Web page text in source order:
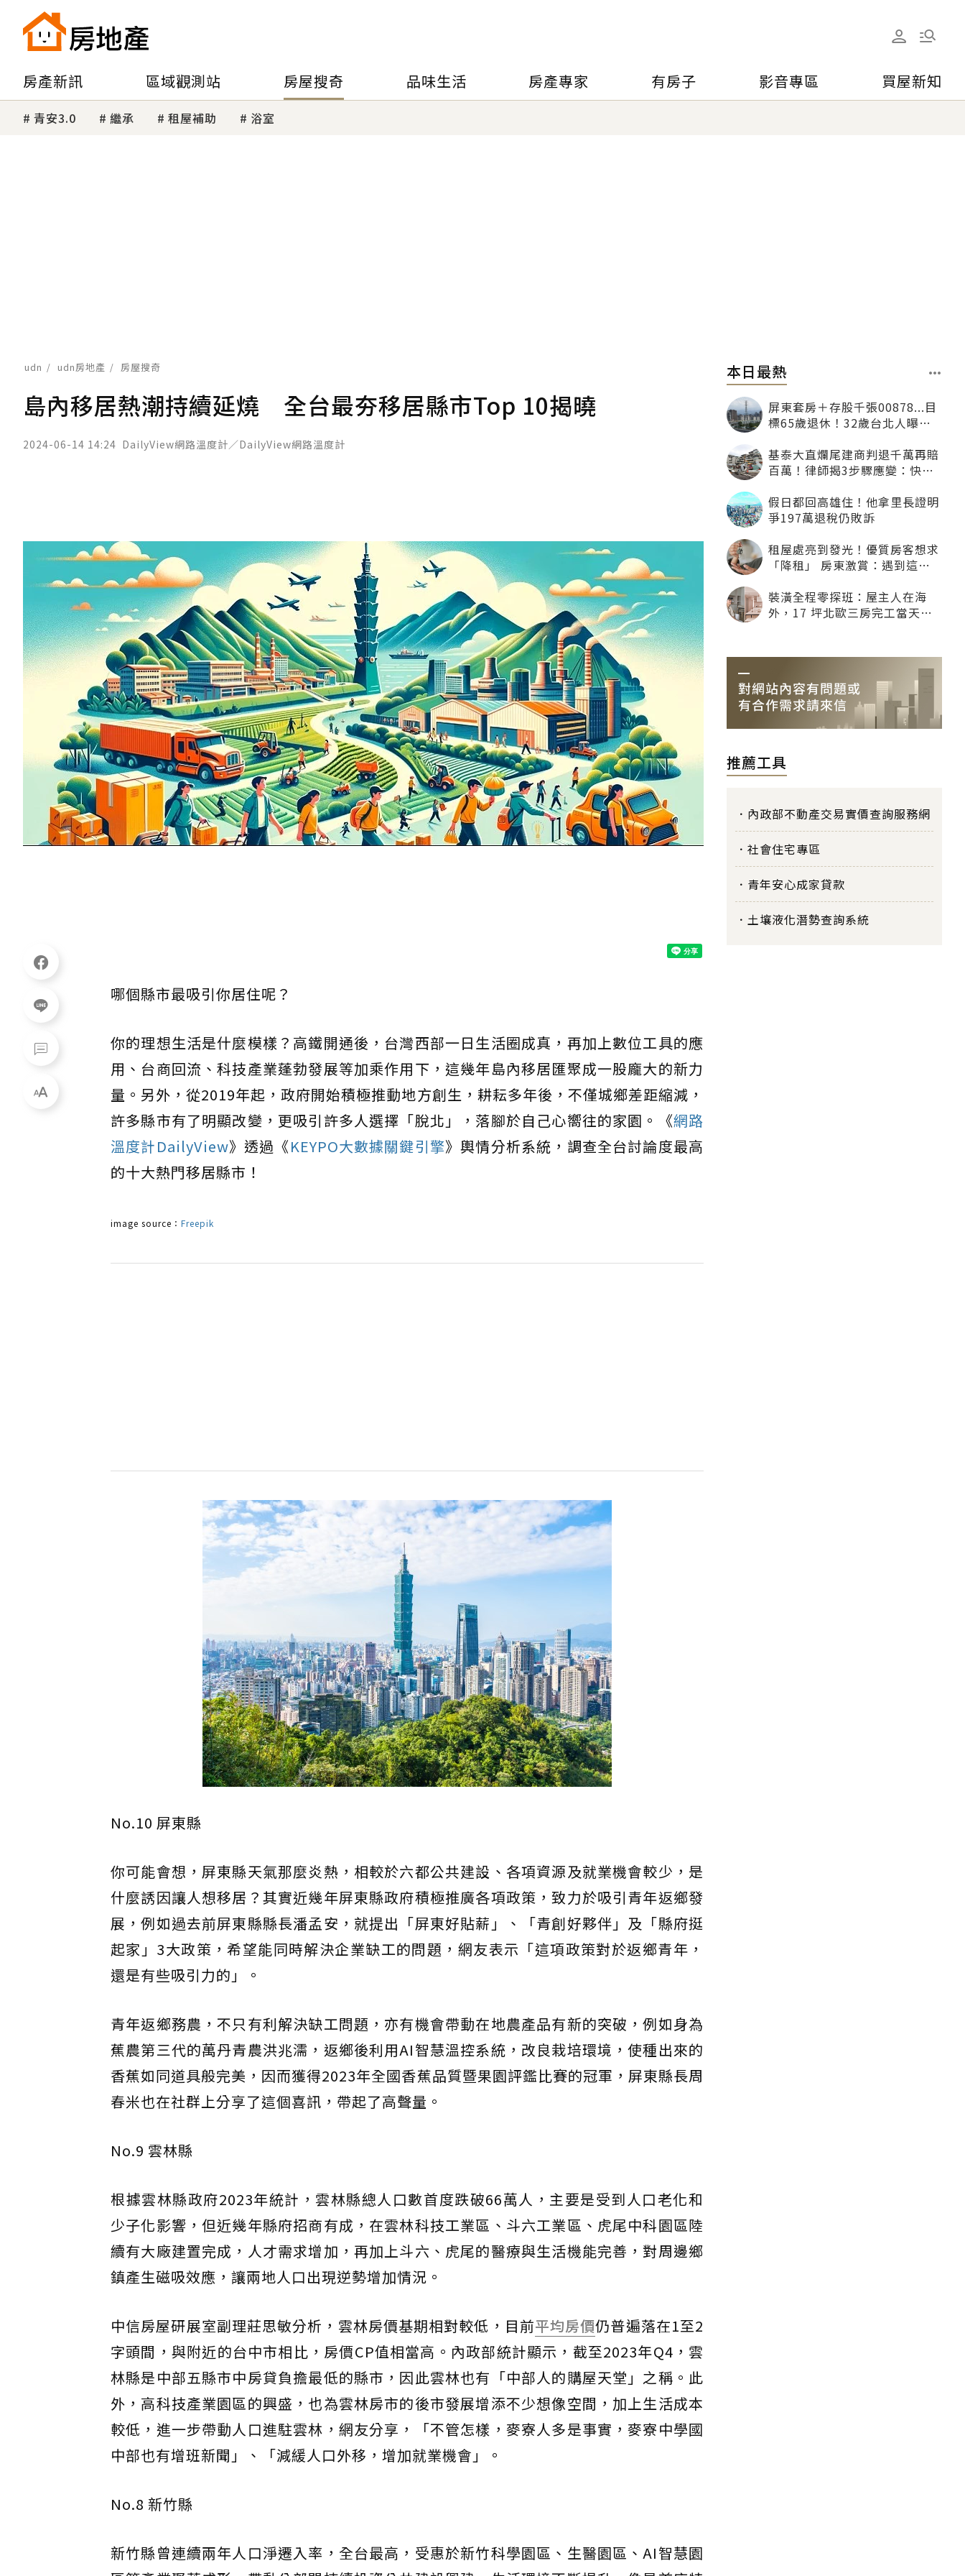
房產新訊 區域觀測站 房屋搜奇 品味生活 房產專家 有房子 影音專區 買屋新知
青安3.0 繼承 租屋補助 浴室
udn udn房地產 房屋搜奇
島內移居熱潮持續延燒 全台最夯移居縣市Top 10揭曉
2024-06-14 14:24 DailyView網路溫度計／DailyView網路溫度計
哪個縣市最吸引你居住呢？
你的理想生活是什麼模樣？高鐵開通後，台灣西部一日生活圈成真，再加上數位工具的應
用、台商回流、科技產業蓬勃發展等加乘作用下，這幾年島內移居匯聚成一股龐大的新力
量。另外，從2019年起，政府開始積極推動地方創生，耕耘多年後，不僅城鄉差距縮減，
許多縣市有了明顯改變，更吸引許多人選擇「脫北」，落腳於自己心嚮往的家園。《網路
溫度計DailyView》透過《KEYPO大數據關鍵引擎》輿情分析系統，調查全台討論度最高
的十大熱門移居縣市！
image source： Freepik
No.10 屏東縣
你可能會想，屏東縣天氣那麼炎熱，相較於六都公共建設、各項資源及就業機會較少，是
什麼誘因讓人想移居？其實近幾年屏東縣政府積極推廣各項政策，致力於吸引青年返鄉發
展，例如過去前屏東縣縣長潘孟安，就提出「屏東好貼薪」、「青創好夥伴」及「縣府挺
起家」3大政策，希望能同時解決企業缺工的問題，網友表示「這項政策對於返鄉青年，
還是有些吸引力的」。
青年返鄉務農，不只有利解決缺工問題，亦有機會帶動在地農產品有新的突破，例如身為
蕉農第三代的萬丹青農洪兆濡，返鄉後利用AI智慧溫控系統，改良栽培環境，使種出來的
香蕉如同道具般完美，因而獲得2023年全國香蕉品質暨果園評鑑比賽的冠軍，屏東縣長周
春米也在社群上分享了這個喜訊，帶起了高聲量。
No.9 雲林縣
根據雲林縣政府2023年統計，雲林縣總人口數首度跌破66萬人，主要是受到人口老化和
少子化影響，但近幾年縣府招商有成，在雲林科技工業區、斗六工業區、虎尾中科園區陸
續有大廠建置完成，人才需求增加，再加上斗六、虎尾的醫療與生活機能完善，對周邊鄉
鎮產生磁吸效應，讓兩地人口出現逆勢增加情況。
中信房屋研展室副理莊思敏分析，雲林房價基期相對較低，目前平均房價仍普遍落在1至2
字頭間，與附近的台中市相比，房價CP值相當高。內政部統計顯示，截至2023年Q4，雲
林縣是中部五縣市中房貸負擔最低的縣市，因此雲林也有「中部人的購屋天堂」之稱。此
外，高科技產業園區的興盛，也為雲林房市的後市發展增添不少想像空間，加上生活成本
較低，進一步帶動人口進駐雲林，網友分享，「不管怎樣，麥寮人多是事實，麥寮中學國
中部也有增班新聞」、「減緩人口外移，增加就業機會」。
No.8 新竹縣
新竹縣曾連續兩年人口淨遷入率，全台最高，受惠於新竹科學園區、生醫園區、AI智慧園
本日最熱
屏東套房＋存股千張00878...目
標65歲退休！32歲台北人曝：
基泰大直爛尾建商判退千萬再賠
百萬！律師揭3步驟應變：快通
假日都回高雄住！他拿里長證明
爭197萬退稅仍敗訴
租屋處亮到發光！優質房客想求
「降租」 房東激賞：遇到這種
裝潢全程零探班：屋主人在海
外，17 坪北歐三房完工當天才
推薦工具
內政部不動產交易實價查詢服務網
社會住宅專區
青年安心成家貸款
土壤液化潛勢查詢系統